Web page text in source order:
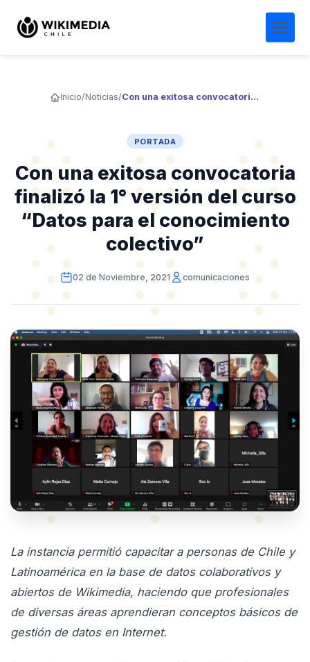
Inicio/Noticias/ Con una exitosa convocatoria finalizó la 1° versión del curso “Datos para el conocimiento colectivo”
PORTADA
Con una exitosa convocatoria
finalizó la 1° versión del curso
“Datos para el conocimiento
colectivo”
02 de Noviembre, 2021 comunicaciones
La instancia permitió capacitar a personas de Chile y
Latinoamérica en la base de datos colaborativos y
abiertos de Wikimedia, haciendo que profesionales
de diversas áreas aprendieran conceptos básicos de
gestión de datos en Internet.